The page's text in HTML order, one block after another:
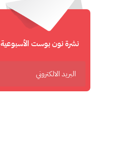
نشرة نون بوست الأسبوعية